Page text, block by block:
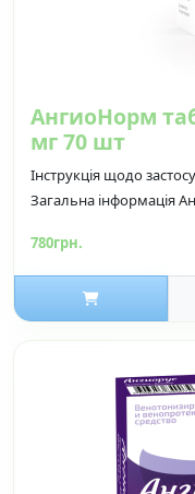
АнгиоНорм
мг 70 шт
Інструкція щодо
Загальна інформація
780грн.